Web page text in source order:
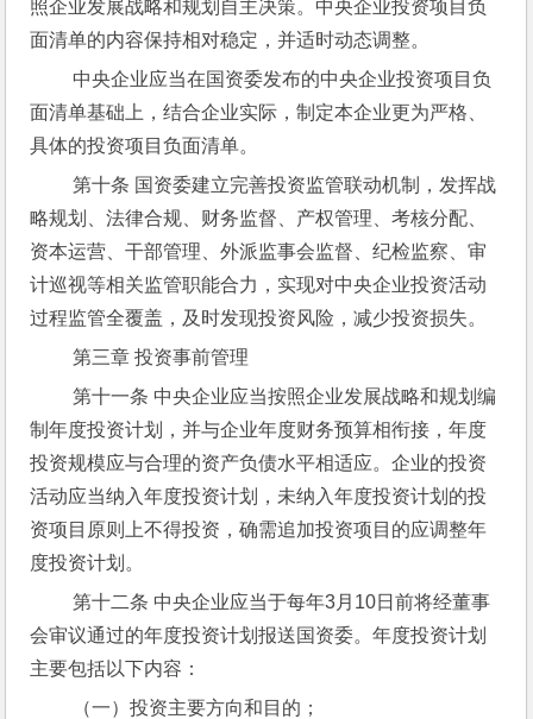
照企业发展战略和规划自主决策。中央企业投资项目负
面清单的内容保持相对稳定，并适时动态调整。
面清单基础上，结合企业实际，制定本企业更为严格、
具体的投资项目负面清单。
第十条 国资委建立完善投资监管联动机制，发挥战
略规划、法律合规、财务监督、产权管理、考核分配、
资本运营、干部管理、外派监事会监督、纪检监察、审
计巡视等相关监管职能合力，实现对中央企业投资活动
过程监管全覆盖，及时发现投资风险，减少投资损失。
第三章 投资事前管理
第十一条 中央企业应当按照企业发展战略和规划编
制年度投资计划，并与企业年度财务预算相衔接，年度
投资规模应与合理的资产负债水平相适应。企业的投资
活动应当纳入年度投资计划，未纳入年度投资计划的投
资项目原则上不得投资，确需追加投资项目的应调整年
度投资计划。
第十二条 中央企业应当于每年3月10日前将经董事
会审议通过的年度投资计划报送国资委。年度投资计划
主要包括以下内容：
（一）投资主要方向和目的；